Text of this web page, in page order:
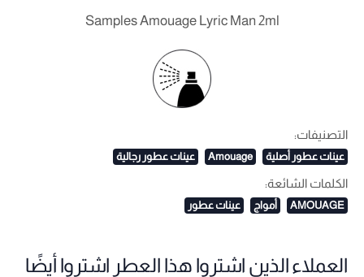
Samples Amouage Lyric Man 2ml
التصنيفات:
عينات عطور أصلية Amouage عينات عطور رجالية
الكلمات الشائعة:
AMOUAGE أمواج عينات عطور
العملاء الذين اشتروا هذا العطر اشتروا أيضًا